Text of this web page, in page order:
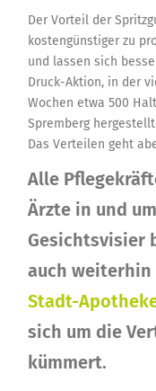
Der Vorteil der
kostengünstiger zu
und lassen sich
Druck-Aktion, in der
Wochen etwa 500
Spremberg
Das Verteilen geht
Alle
Ärzte in und
Gesichtsvisier
auch
Stadt-
sich um die
kümmert.